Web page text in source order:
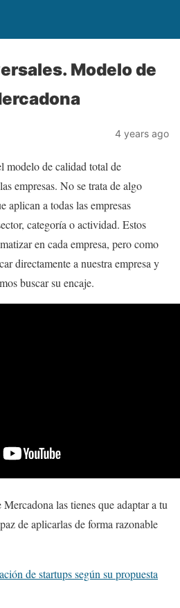
Modelo de
4 years ago
modelo de calidad total de
empresas. No se trata de algo
aplican a todas las empresas
categoría o actividad. Estos
en cada empresa, pero como
directamente a nuestra empresa y
buscar su encaje.
las tienes que adaptar a tu
de aplicarlas de forma razonable
de startups según su propuesta